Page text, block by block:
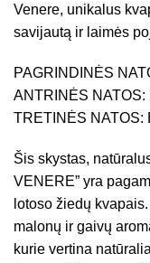
Venere, unikalus
savijautą ir laimės
PAGRINDINĖS
ANTRINĖS NATOS:
TRETINĖS NATOS:
Šis skystas,
VENERE” yra
lotoso žiedų
malonų ir gaivų
kurie vertina